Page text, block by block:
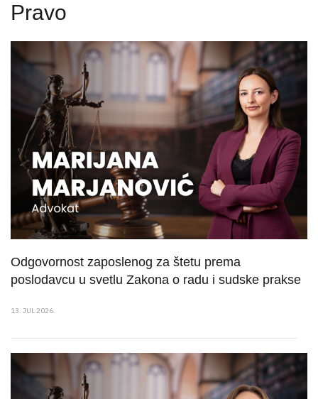
Pravo
Odgovornost zaposlenog za štetu prema
poslodavcu u svetlu Zakona o radu i sudske prakse
13. JUL 2026.